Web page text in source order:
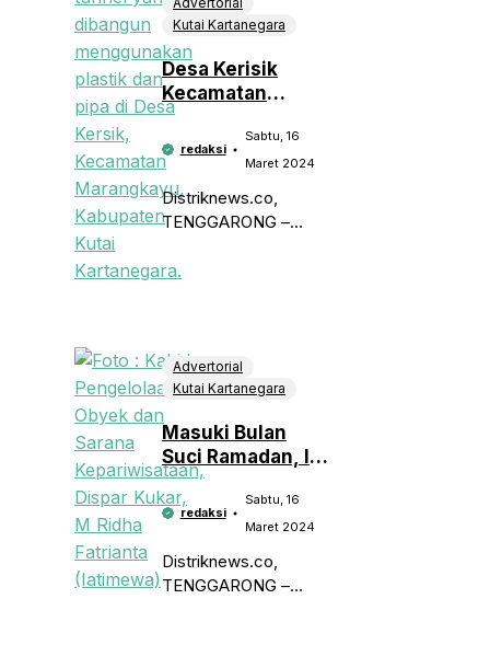
Kutai Kartanegara
Desa Kerisik
Kecamatan
Marangkayu
Miliki Rumah
Tunnel
redaksi
Sabtu, 16
Maret 2024
Distriknews.co,
TENGGARONG –
Kecamatan
berfungsi untuk
memproduksi garam
krosok. Dalam satu
rumah garam tunnel,
Advertorial
Kutai Kartanegara
Masuki Bulan
Suci Ramadan, Ini
Jam Operasional
Objek Wisata di
redaksi
Sabtu, 16
Maret 2024
Distriknews.co,
TENGGARONG –